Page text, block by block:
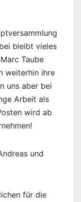
bleibt vieles
Taube
weiterhin ihre
uns aber bei
Arbeit als
wird ab
und
für die